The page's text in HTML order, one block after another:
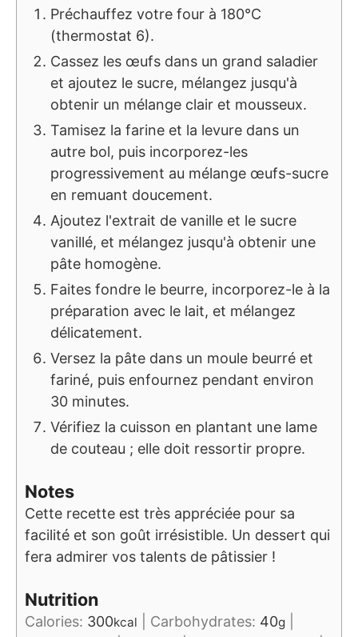
Préchauffez votre four à 180°C
(thermostat 6).
Cassez les œufs dans un grand saladier
et ajoutez le sucre, mélangez jusqu'à
obtenir un mélange clair et mousseux.
Tamisez la farine et la levure dans un
autre bol, puis incorporez-les
progressivement au mélange œufs-sucre
en remuant doucement.
Ajoutez l'extrait de vanille et le sucre
vanillé, et mélangez jusqu'à obtenir une
pâte homogène.
Faites fondre le beurre, incorporez-le à la
préparation avec le lait, et mélangez
délicatement.
Versez la pâte dans un moule beurré et
fariné, puis enfournez pendant environ
30 minutes.
Vérifiez la cuisson en plantant une lame
de couteau ; elle doit ressortir propre.
Notes
Cette recette est très appréciée pour sa
facilité et son goût irrésistible. Un dessert qui
fera admirer vos talents de pâtissier !
Nutrition
Calories: 300kcal Carbohydrates: 40g